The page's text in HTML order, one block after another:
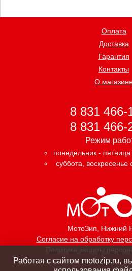
МотоЗип, Нижний
Согласие на обработку
Политика защиты
Оплата
Доставка
Гарантия
Контакты
О
8 831 466-
8 831 466-
Режим
понедельник -
суббота,
Работая с сайтом motozip.ru,